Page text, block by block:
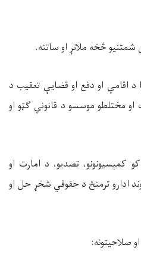
د اقامې او دفع او قضایې تعقیب د
او مختلطو موسسو د قانوني ګټو او
کمېسیونونو، تصدیو، د امارت او
ادارو ترمنځ د حقوقي شخړ حل او
صلاحیتونه: